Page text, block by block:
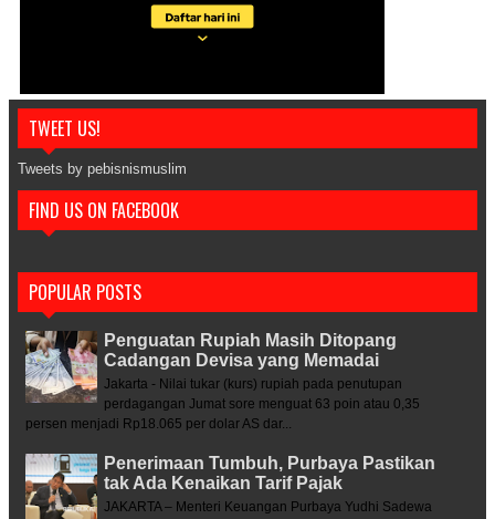
TWEET US!
Tweets by pebisnismuslim
FIND US ON FACEBOOK
POPULAR POSTS
Penguatan Rupiah Masih Ditopang
Cadangan Devisa yang Memadai
Jakarta - Nilai tukar (kurs) rupiah pada penutupan
perdagangan Jumat sore menguat 63 poin atau 0,35
persen menjadi Rp18.065 per dolar AS dar...
Penerimaan Tumbuh, Purbaya Pastikan
tak Ada Kenaikan Tarif Pajak
JAKARTA – Menteri Keuangan Purbaya Yudhi Sadewa